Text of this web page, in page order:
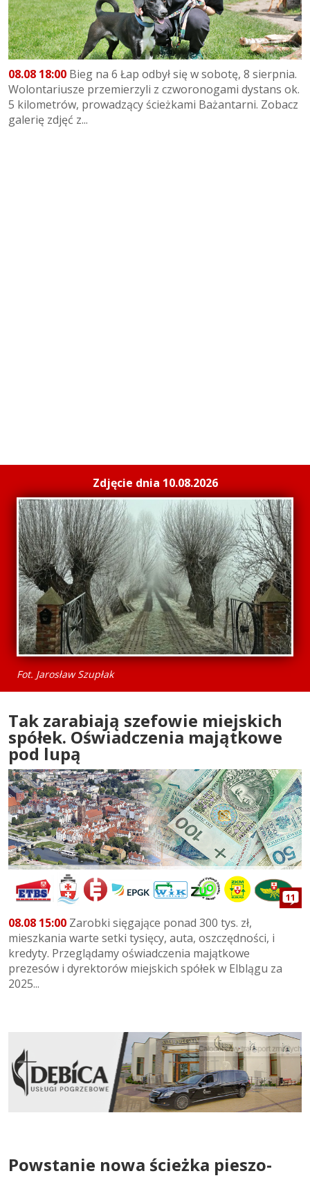
08.08 18:00 Bieg na 6 Łap odbył się w sobotę, 8 sierpnia.
Wolontariusze przemierzyli z czworonogami dystans ok.
5 kilometrów, prowadzący ścieżkami Bażantarni. Zobacz
galerię zdjęć z...
Zdjęcie dnia 10.08.2026
Fot. Jarosław Szupłak
Tak zarabiają szefowie miejskich
spółek. Oświadczenia majątkowe
pod lupą
11
08.08 15:00 Zarobki sięgające ponad 300 tys. zł,
mieszkania warte setki tysięcy, auta, oszczędności, i
kredyty. Przeglądamy oświadczenia majątkowe
prezesów i dyrektorów miejskich spółek w Elblągu za
2025...
Powstanie nowa ścieżka pieszo-